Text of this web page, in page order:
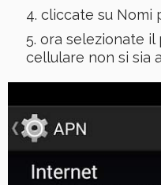
cliccate su Nomi
ora selezionate il
cellulare non si sia